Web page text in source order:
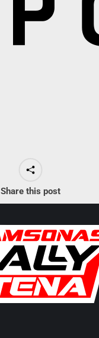
Share this post